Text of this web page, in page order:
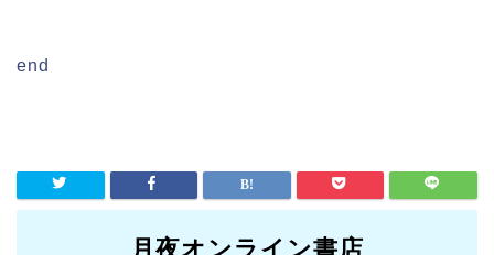
end
月夜オンライン書店